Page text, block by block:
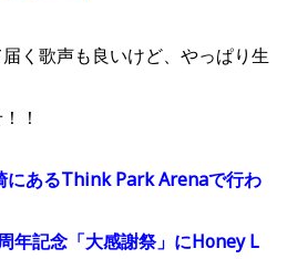
届く歌声も良いけど、やっぱり生
！
にあるThink Park Arenaで行わ
記念「大感謝祭」にHoney L